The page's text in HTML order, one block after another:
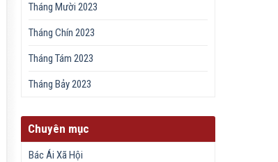
Tháng Mười 2023
Tháng Chín 2023
Tháng Tám 2023
Tháng Bảy 2023
Chuyên mục
Bác Ái Xã Hội